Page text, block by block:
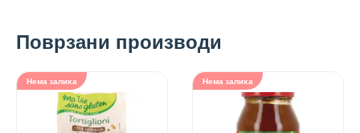
Поврзани производи
Нема залиха Нема залиха